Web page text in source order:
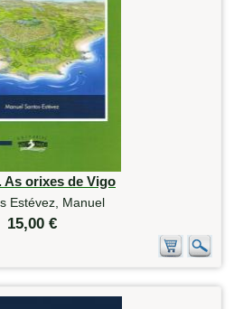
As orixes de Vigo
Estévez, Manuel
15,00 €